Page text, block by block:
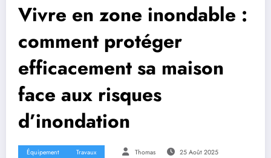
Vivre en zone inondable :
comment protéger
efficacement sa maison
face aux risques
d’inondation
Équipement Travaux Thomas 25 Août 2025